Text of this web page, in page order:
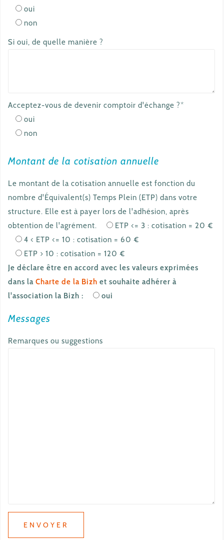
oui
non
Si oui, de quelle manière ?
Acceptez-vous de devenir comptoir d'échange ?*
oui
non
Montant de la cotisation annuelle
Le montant de la cotisation annuelle est fonction du
nombre d'Équivalent(s) Temps Plein (ETP) dans votre
structure. Elle est à payer lors de l'adhésion, après
obtention de l'agrément.
ETP <= 3 : cotisation = 20 €
4 < ETP <= 10 : cotisation = 60 €
ETP > 10 : cotisation = 120 €
Je déclare être en accord avec les valeurs exprimées
dans la Charte de la Bizh et souhaite adhérer à
l'association la Bizh :
oui
Messages
Remarques ou suggestions